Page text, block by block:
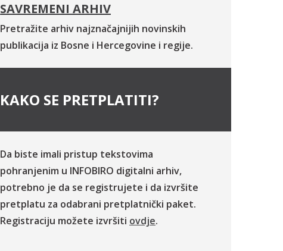
SAVREMENI ARHIV
Pretražite arhiv najznačajnijih novinskih
publikacija iz Bosne i Hercegovine i regije.
KAKO SE PRETPLATITI?
Da biste imali pristup tekstovima
pohranjenim u INFOBIRO digitalni arhiv,
potrebno je da se registrujete i da izvršite
pretplatu za odabrani pretplatnički paket.
Registraciju možete izvršiti ovdje.